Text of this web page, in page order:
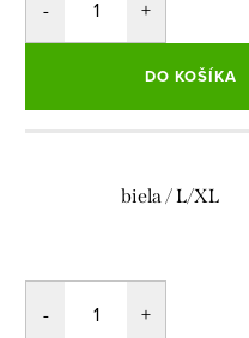
DO KOŠÍKA
biela / L/XL